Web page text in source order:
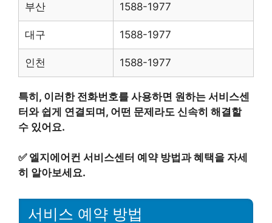
부산 1588-1977
대구 1588-1977
인천 1588-1977
특히, 이러한 전화번호를 사용하면 원하는 서비스센
터와 쉽게 연결되며, 어떤 문제라도 신속히 해결할
수 있어요.
✅ 엘지에어컨 서비스센터 예약 방법과 혜택을 자세
히 알아보세요.
서비스 예약 방법